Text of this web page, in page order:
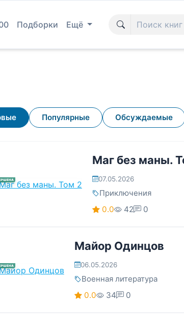
Подборки Ещё
Популярные Обсуждаемые
Маг без маны.
07.05.2026
Приключения
0.0
42 0
Майор Одинцов
06.05.2026
Военная литература
0.0
34 0